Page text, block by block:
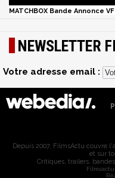
MATCHBOX Bande Annonce
NEWSLETTER
Votre adresse email :
Depuis 2007, FilmsActu couvre
et sur
Critiques, trailers,